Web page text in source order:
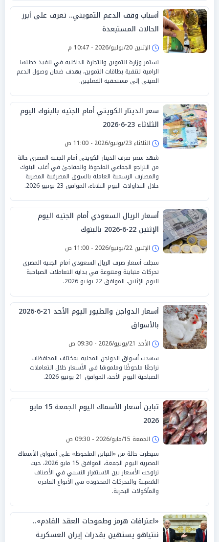
أسباب وقف الدعم التمويني.. تعرف على أبرز
الحالات المستبعدة
الإثنين 20/يوليو/2026 - 10:47 م
تستمر وزارة التموين والتجارة الداخلية في تنفيذ خطتها
الرامية لتنقية بطاقات التموين، بهدف ضمان وصول الدعم
العيني إلى مستحقيه الفعليين.
سعر الدينار الكويتي أمام الجنيه بالبنوك اليوم
الثلاثاء 23-6-2026
الثلاثاء 23/يونيو/2026 - 11:00 ص
شهد سعر صرف الدينار الكويتي أمام الجنيه المصري حالة
من التراجع الجماعي الملحوظ والمفاجئ في أغلب البنوك
والمصارف الرسمية العاملة بالسوق المصرفية المصرية
خلال التداولات اليوم الثلاثاء، الموافق 23 يونيو 2026.
أسعار الريال السعودي أمام الجنيه اليوم
الإثنين 22-6-2026 بالبنوك
الإثنين 22/يونيو/2026 - 11:00 ص
سجلت أسعار صرف الريال السعودي أمام الجنيه المصري
تحركات متباينة ومتنوعة في بداية التعاملات الصباحية
اليوم الإثنين، الموافق 22 يونيو 2026.
أسعار الدواجن والطيور اليوم الأحد 21-6-2026
بالأسواق
الأحد 21/يونيو/2026 - 09:30 ص
شهدت أسواق الدواجن المحلية بمختلف المحافظات
تراجعًا ملحوظًا وملموسًا في الأسعار خلال التعاملات
الصباحية اليوم الأحد، الموافق 21 يونيو 2026.
تباين أسعار الأسماك اليوم الجمعة 15 مايو
2026
الجمعة 15/مايو/2026 - 09:30 ص
سيطرت حالة من «التباين الملحوظ» على أسواق الأسماك
المصرية اليوم الجمعة، الموافق 15 مايو 2026، حيث
تراوحت الأسعار بين الاستقرار النسبي في الأصناف
الشعبية والتحركات المحدودة في الأنواع الفاخرة
والمأكولات البحرية.
«اعترافات هرمز وطموحات العقد القادم»..
نتنياهو يستهين بقدرات إيران العسكرية